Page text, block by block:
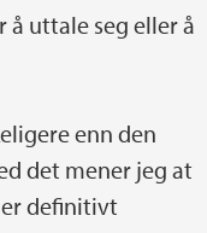
uttale seg eller å
enn den
det mener jeg at
definitivt